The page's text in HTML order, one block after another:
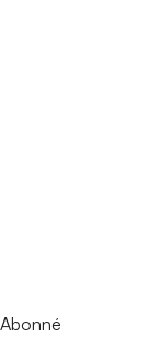
Abonné